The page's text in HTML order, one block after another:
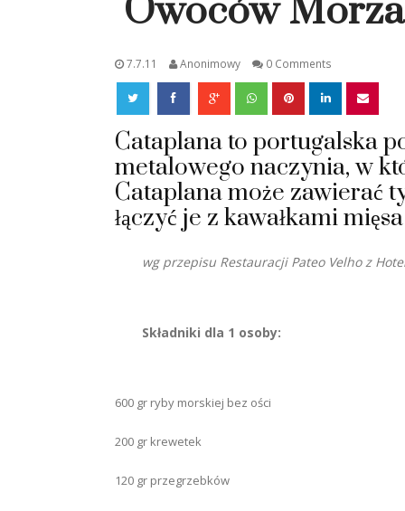
Owoców Morza
7.7.11 Anonimowy 0 Comments
Cataplana to portugalska
metalowego naczynia, w
Cataplana może zawierać
łączyć je z kawałkami
wg przepisu Restauracji Pateo Velho z
Składniki dla 1 osoby:
600 gr ryby morskiej bez ości
200 gr krewetek
120 gr przegrzebków